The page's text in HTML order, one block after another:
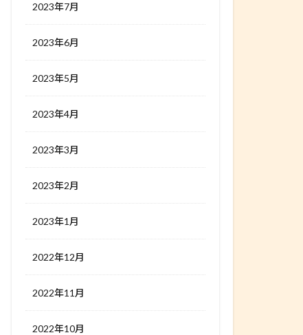
2023年7月
2023年6月
2023年5月
2023年4月
2023年3月
2023年2月
2023年1月
2022年12月
2022年11月
2022年10月